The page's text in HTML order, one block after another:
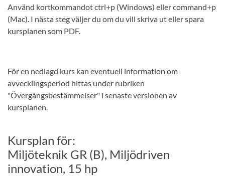
Använd kortkommandot ctrl+p (Windows) eller command+p
(Mac). I nästa steg väljer du om du vill skriva ut eller spara
kursplanen som PDF.
För en nedlagd kurs kan eventuell information om
avvecklingsperiod hittas under rubriken
"Övergångsbestämmelser" i senaste versionen av
kursplanen.
Kursplan för:
Miljöteknik GR (B), Miljödriven
innovation, 15 hp